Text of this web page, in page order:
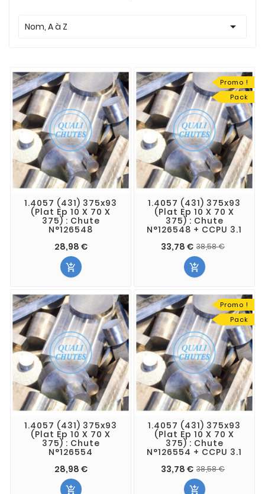
Nom, A à Z 
1.4057 (431) 375x93
(Plat Ep 10 X 70 X
375) : Chute
N°126548
28,98 €

Promo !
Pack
1.4057 (431) 375x93
(Plat Ep 10 X 70 X
375) : Chute
N°126548 + CCPU 3.1
33,78 € 38,58 €

1.4057 (431) 375x93
(Plat Ep 10 X 70 X
375) : Chute
N°126554
28,98 €

Promo !
Pack
1.4057 (431) 375x93
(Plat Ep 10 X 70 X
375) : Chute
N°126554 + CCPU 3.1
33,78 € 38,58 €
